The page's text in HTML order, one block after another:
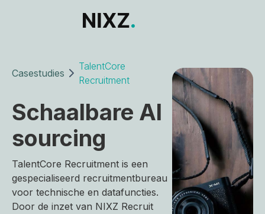
Casestudies
TalentCore
Recruitment
Schaalbare AI
sourcing
TalentCore Recruitment is een
gespecialiseerd recruitmentbureau
voor technische en datafuncties.
Door de inzet van NIXZ Recruit